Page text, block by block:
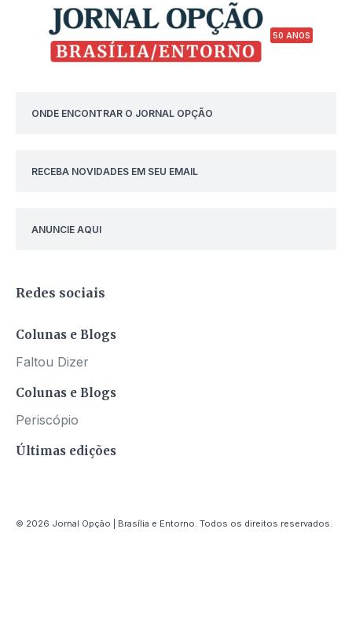
50 ANOS
ONDE ENCONTRAR O JORNAL OPÇÃO
RECEBA NOVIDADES EM SEU EMAIL
ANUNCIE AQUI
Redes sociais
Colunas e Blogs
Faltou Dizer
Colunas e Blogs
Periscópio
Últimas edições
© 2026 Jornal Opção | Brasília e Entorno. Todos os direitos reservados.